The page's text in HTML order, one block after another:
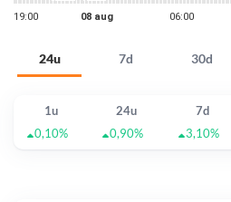
24u 7d 30d
1u 24u 7d
0,10%
0,90% 3,10%